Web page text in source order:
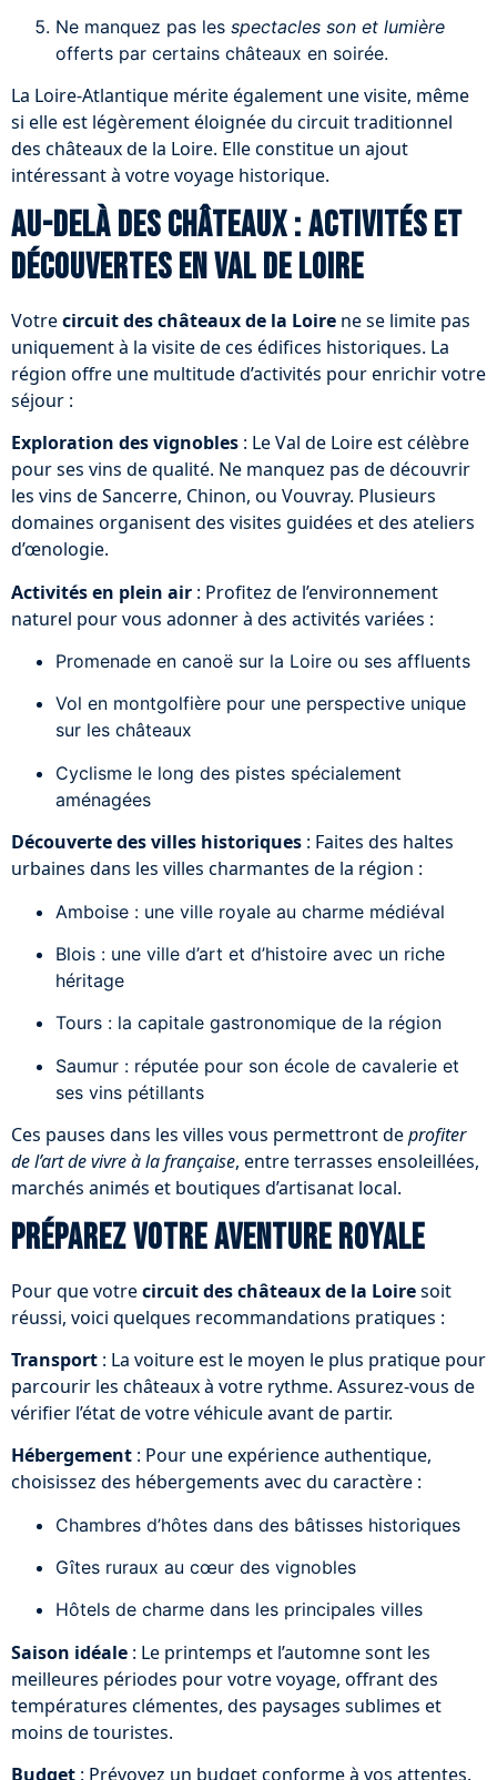
Ne manquez pas les spectacles son et lumière
offerts par certains châteaux en soirée.
La Loire-Atlantique mérite également une visite, même
si elle est légèrement éloignée du circuit traditionnel
des châteaux de la Loire. Elle constitue un ajout
intéressant à votre voyage historique.
Au-delà des châteaux : activités et
découvertes en Val de Loire
Votrecircuit des châteaux de la Loire ne se limite pas
uniquement à la visite de ces édifices historiques. La
région offre une multitude d’activités pour enrichir votre
séjour :
Exploration des vignobles : Le Val de Loire est célèbre
pour ses vins de qualité. Ne manquez pas de découvrir
les vins de Sancerre, Chinon, ou Vouvray. Plusieurs
domaines organisent des visites guidées et des ateliers
d’œnologie.
Activités en plein air : Profitez de l’environnement
naturel pour vous adonner à des activités variées :
Promenade en canoë sur la Loire ou ses affluents
Vol en montgolfière pour une perspective unique
sur les châteaux
Cyclisme le long des pistes spécialement
aménagées
Découverte des villes historiques : Faites des haltes
urbaines dans les villes charmantes de la région :
Amboise : une ville royale au charme médiéval
Blois : une ville d’art et d’histoire avec un riche
héritage
Tours : la capitale gastronomique de la région
Saumur : réputée pour son école de cavalerie et
ses vins pétillants
Ces pauses dans les villes vous permettront deprofiter
de l’art de vivre à la française, entre terrasses ensoleillées,
marchés animés et boutiques d’artisanat local.
Préparez votre aventure royale
Pour que votrecircuit des châteaux de la Loiresoit
réussi, voici quelques recommandations pratiques :
Transport : La voiture est le moyen le plus pratique pour
parcourir les châteaux à votre rythme. Assurez-vous de
vérifier l’état de votre véhicule avant de partir.
Hébergement : Pour une expérience authentique,
choisissez des hébergements avec du caractère :
Chambres d’hôtes dans des bâtisses historiques
Gîtes ruraux au cœur des vignobles
Hôtels de charme dans les principales villes
Saison idéale : Le printemps et l’automne sont les
meilleures périodes pour votre voyage, offrant des
températures clémentes, des paysages sublimes et
moins de touristes.
Budget : Prévoyez un budget conforme à vos attentes.